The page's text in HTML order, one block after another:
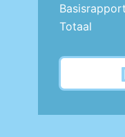
Basisrapport
Totaal